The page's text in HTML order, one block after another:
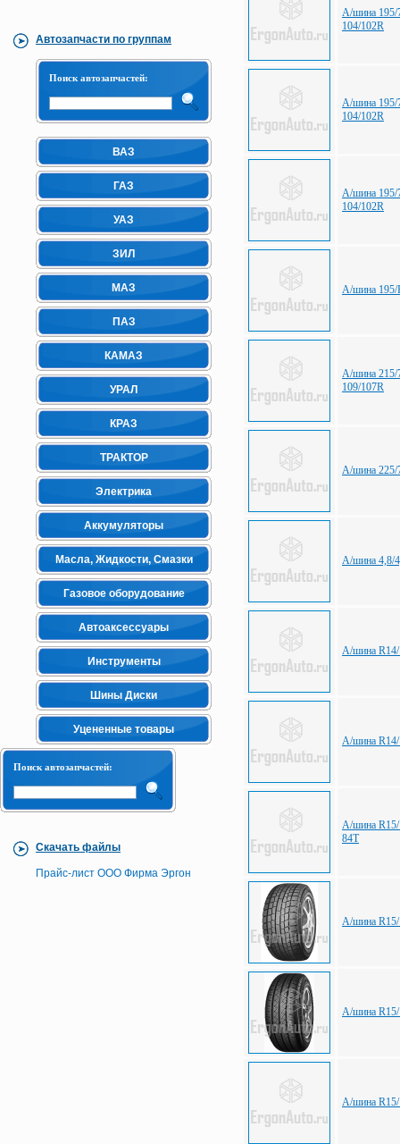
Автозапчасти по группам
Поиск автозапчастей:
ВАЗ
ГАЗ
УАЗ
ЗИЛ
МАЗ
ПАЗ
КАМАЗ
УРАЛ
КРАЗ
ТРАКТОР
Электрика
Аккумуляторы
Масла, Жидкости, Смазки
Газовое оборудование
Автоаксессуары
Инструменты
Шины Диски
Уцененные товары
Поиск автозапчастей:
Скачать файлы
Прайс-лист ООО Фирма Эргон
А/шина 195/
104/102R
А/шина 195/
104/102R
А/шина 195/
104/102R
А/шина 195/
А/шина 215/
109/107R
А/шина 225/
А/шина 4,8/
А/шина R14/
А/шина R14/
А/шина R15/
84T
А/шина R15/
А/шина R15/
А/шина